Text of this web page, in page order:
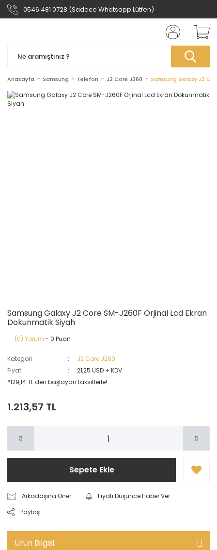
0546 481 0728 (Sadece Whatsapp Lütfen)
Anasayfa Samsung Telefon J2 Core J260 Samsung Galaxy J2
Samsung Galaxy J2 Core SM-J260F Orjinal Lcd Ekran
Dokunmatik Siyah
(0) Yorum - 0 Puan
Kategori
J2 Core J260
Fiyat
21,25 USD + KDV
*129,14 TL den başlayan taksitlerle!
1.213,57 TL
Sepete Ekle
Arkadaşına Öner
Fiyatı Düşünce Haber Ver
Paylaş
Ürün Bilgisi